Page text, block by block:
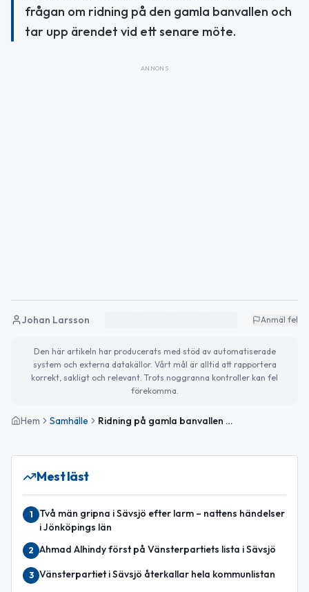
frågan om ridning på den gamla banvallen och
tar upp ärendet vid ett senare möte.
ANNONS
Johan Larsson Anmäl fel
Den här artikeln har producerats med stöd av automatiserade
system och externa datakällor. Vårt mål är alltid att rapportera
korrekt, sakligt och relevant. Trots noggranna kontroller kan fel
förekomma.
Hem Samhälle Ridning på gamla banvallen skjuts upp i Sävsjö
Mest läst
1
Två män gripna i Sävsjö efter larm – nattens händelser
i Jönköpings län
2 Ahmad Alhindy först på Vänsterpartiets lista i Sävsjö
3 Vänsterpartiet i Sävsjö återkallar hela kommunlistan